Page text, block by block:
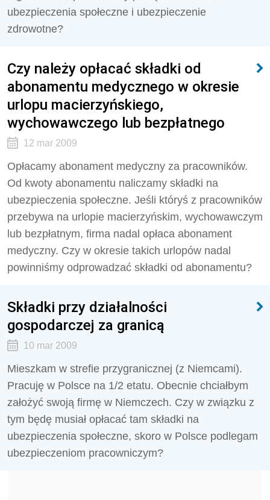
ubezpieczenia społeczne i ubezpieczenie
zdrowotne?
Czy należy opłacać składki od
abonamentu medycznego w okresie
urlopu macierzyńskiego,
wychowawczego lub bezpłatnego
12 mar 2009
Opłacamy abonament medyczny za pracowników.
Od kwoty abonamentu naliczamy składki na
ubezpieczenia społeczne. Jeśli któryś z pracowników
przebywa na urlopie macierzyńskim, wychowawczym
lub bezpłatnym, firma nadal opłaca abonament
medyczny. Czy w okresie takich urlopów nadal
powinniśmy odprowadzać składki od abonamentu?
Składki przy działalności
gospodarczej za granicą
10 mar 2009
Mieszkam w strefie przygranicznej (z Niemcami).
Pracuję w Polsce na 1/2 etatu. Obecnie chciałbym
założyć swoją firmę w Niemczech. Czy w związku z
tym będę musiał opłacać tam składki na
ubezpieczenia społeczne, skoro w Polsce podlegam
ubezpieczeniom pracowniczym?